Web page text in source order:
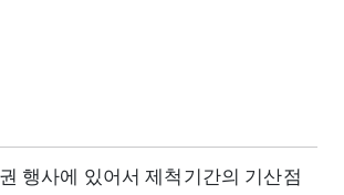
행사에 있어서 제척기간의 기산점